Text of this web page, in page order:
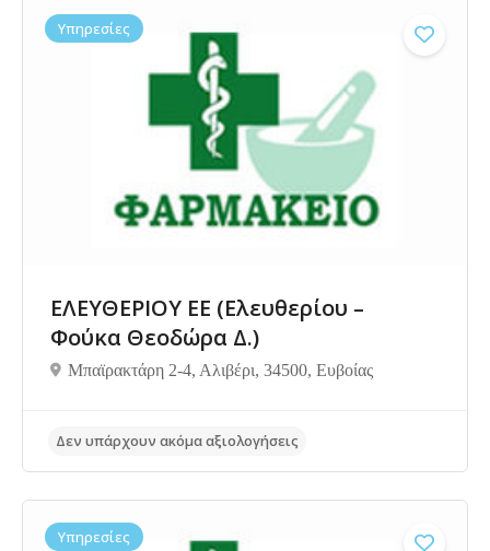
Δεν υπάρχουν ακόμα αξιολογήσεις
Υπηρεσίες
ΕΛΕΥΘΕΡΙΟΥ ΕΕ (Ελευθερίου –
Φούκα Θεοδώρα Δ.)
Μπαϊρακτάρη 2-4, Αλιβέρι, 34500, Ευβοίας
Υπηρεσίες